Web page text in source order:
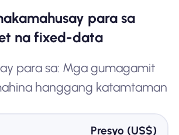
para sa
na fixed-data
para sa: Mga gumagamit
hanggang katamtaman
Presyo (US$)